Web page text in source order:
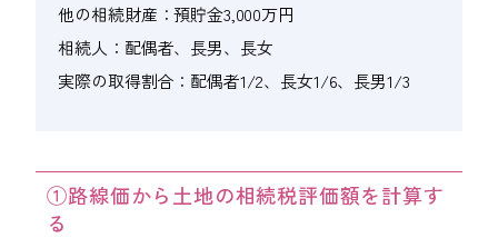
他の相続財産：預貯金3,000万円
相続人：配偶者、長男、長女
実際の取得割合：配偶者1/2、長女1/6、長男1/3
①路線価から土地の相続税評価額を計算す
る